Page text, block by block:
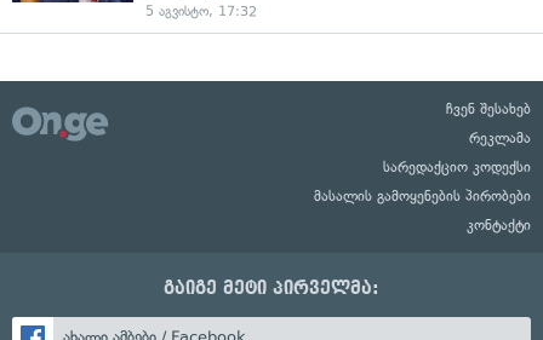
5 აგვისტო, 17:32
ჩვენ შესახებ
რეკლამა
სარედაქციო კოდექსი
მასალის გამოყენების პირობები
კონტაქტი
გაიგე მეტი პირველმა: